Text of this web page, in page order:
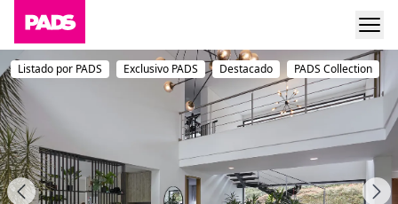
Listado por PADS Exclusivo PADS Destacado PADS Collection